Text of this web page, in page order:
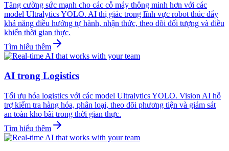
Tăng cường sức mạnh cho các cỗ máy thông minh hơn với các
model Ultralytics YOLO. AI thị giác trong lĩnh vực robot thúc đẩy
khả năng điều hướng tự hành, nhận thức, theo dõi đối tượng và điều
khiển thời gian thực.
Tìm hiểu thêm
AI trong Logistics
Tối ưu hóa logistics với các model Ultralytics YOLO. Vision AI hỗ
trợ kiểm tra hàng hóa, phân loại, theo dõi phương tiện và giám sát
an toàn kho bãi trong thời gian thực.
Tìm hiểu thêm